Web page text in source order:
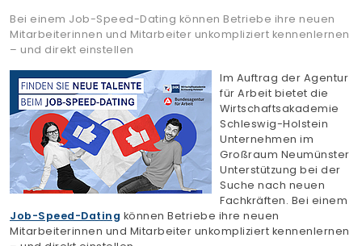
NEWS
ÜBER UNS
Finden Sie Ihre Weiterbildung
SUCHEN
Bei einem Job-Speed-Dating können Betriebe ihre neuen
Mitarbeiterinnen und Mitarbeiter unkompliziert kennenlernen
– und direkt einstellen
Im Auftrag der Agentur
für Arbeit bietet die
Wirtschaftsakademie
Schleswig-Holstein
Unternehmen im
Großraum Neumünster
Unterstützung bei der
Suche nach neuen
Fachkräften. Bei einem
Job-Speed-Dating können Betriebe ihre neuen
Mitarbeiterinnen und Mitarbeiter unkompliziert kennenlernen